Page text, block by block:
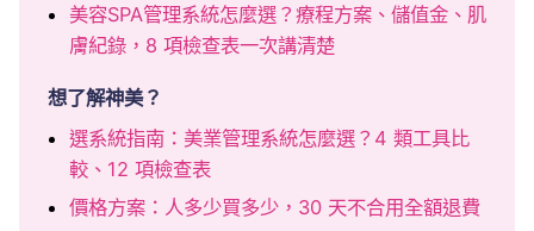
美容SPA管理系統怎麼選？療程方案、儲值金、肌
膚紀錄，8 項檢查表一次講清楚
想了解神美？
選系統指南：美業管理系統怎麼選？4 類工具比
較、12 項檢查表
價格方案：人多少買多少，30 天不合用全額退費